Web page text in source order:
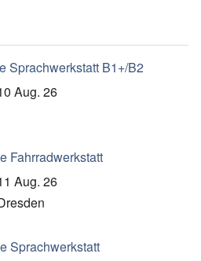
Sprachwerkstatt B1+/B2
Aug. 26
Fahrradwerkstatt
Aug. 26
Sprachwerkstatt